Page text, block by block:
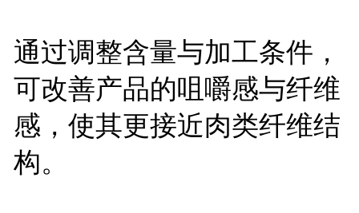
通过调整含量与加工条件，
可改善产品的咀嚼感与纤维
感，使其更接近肉类纤维结
构。